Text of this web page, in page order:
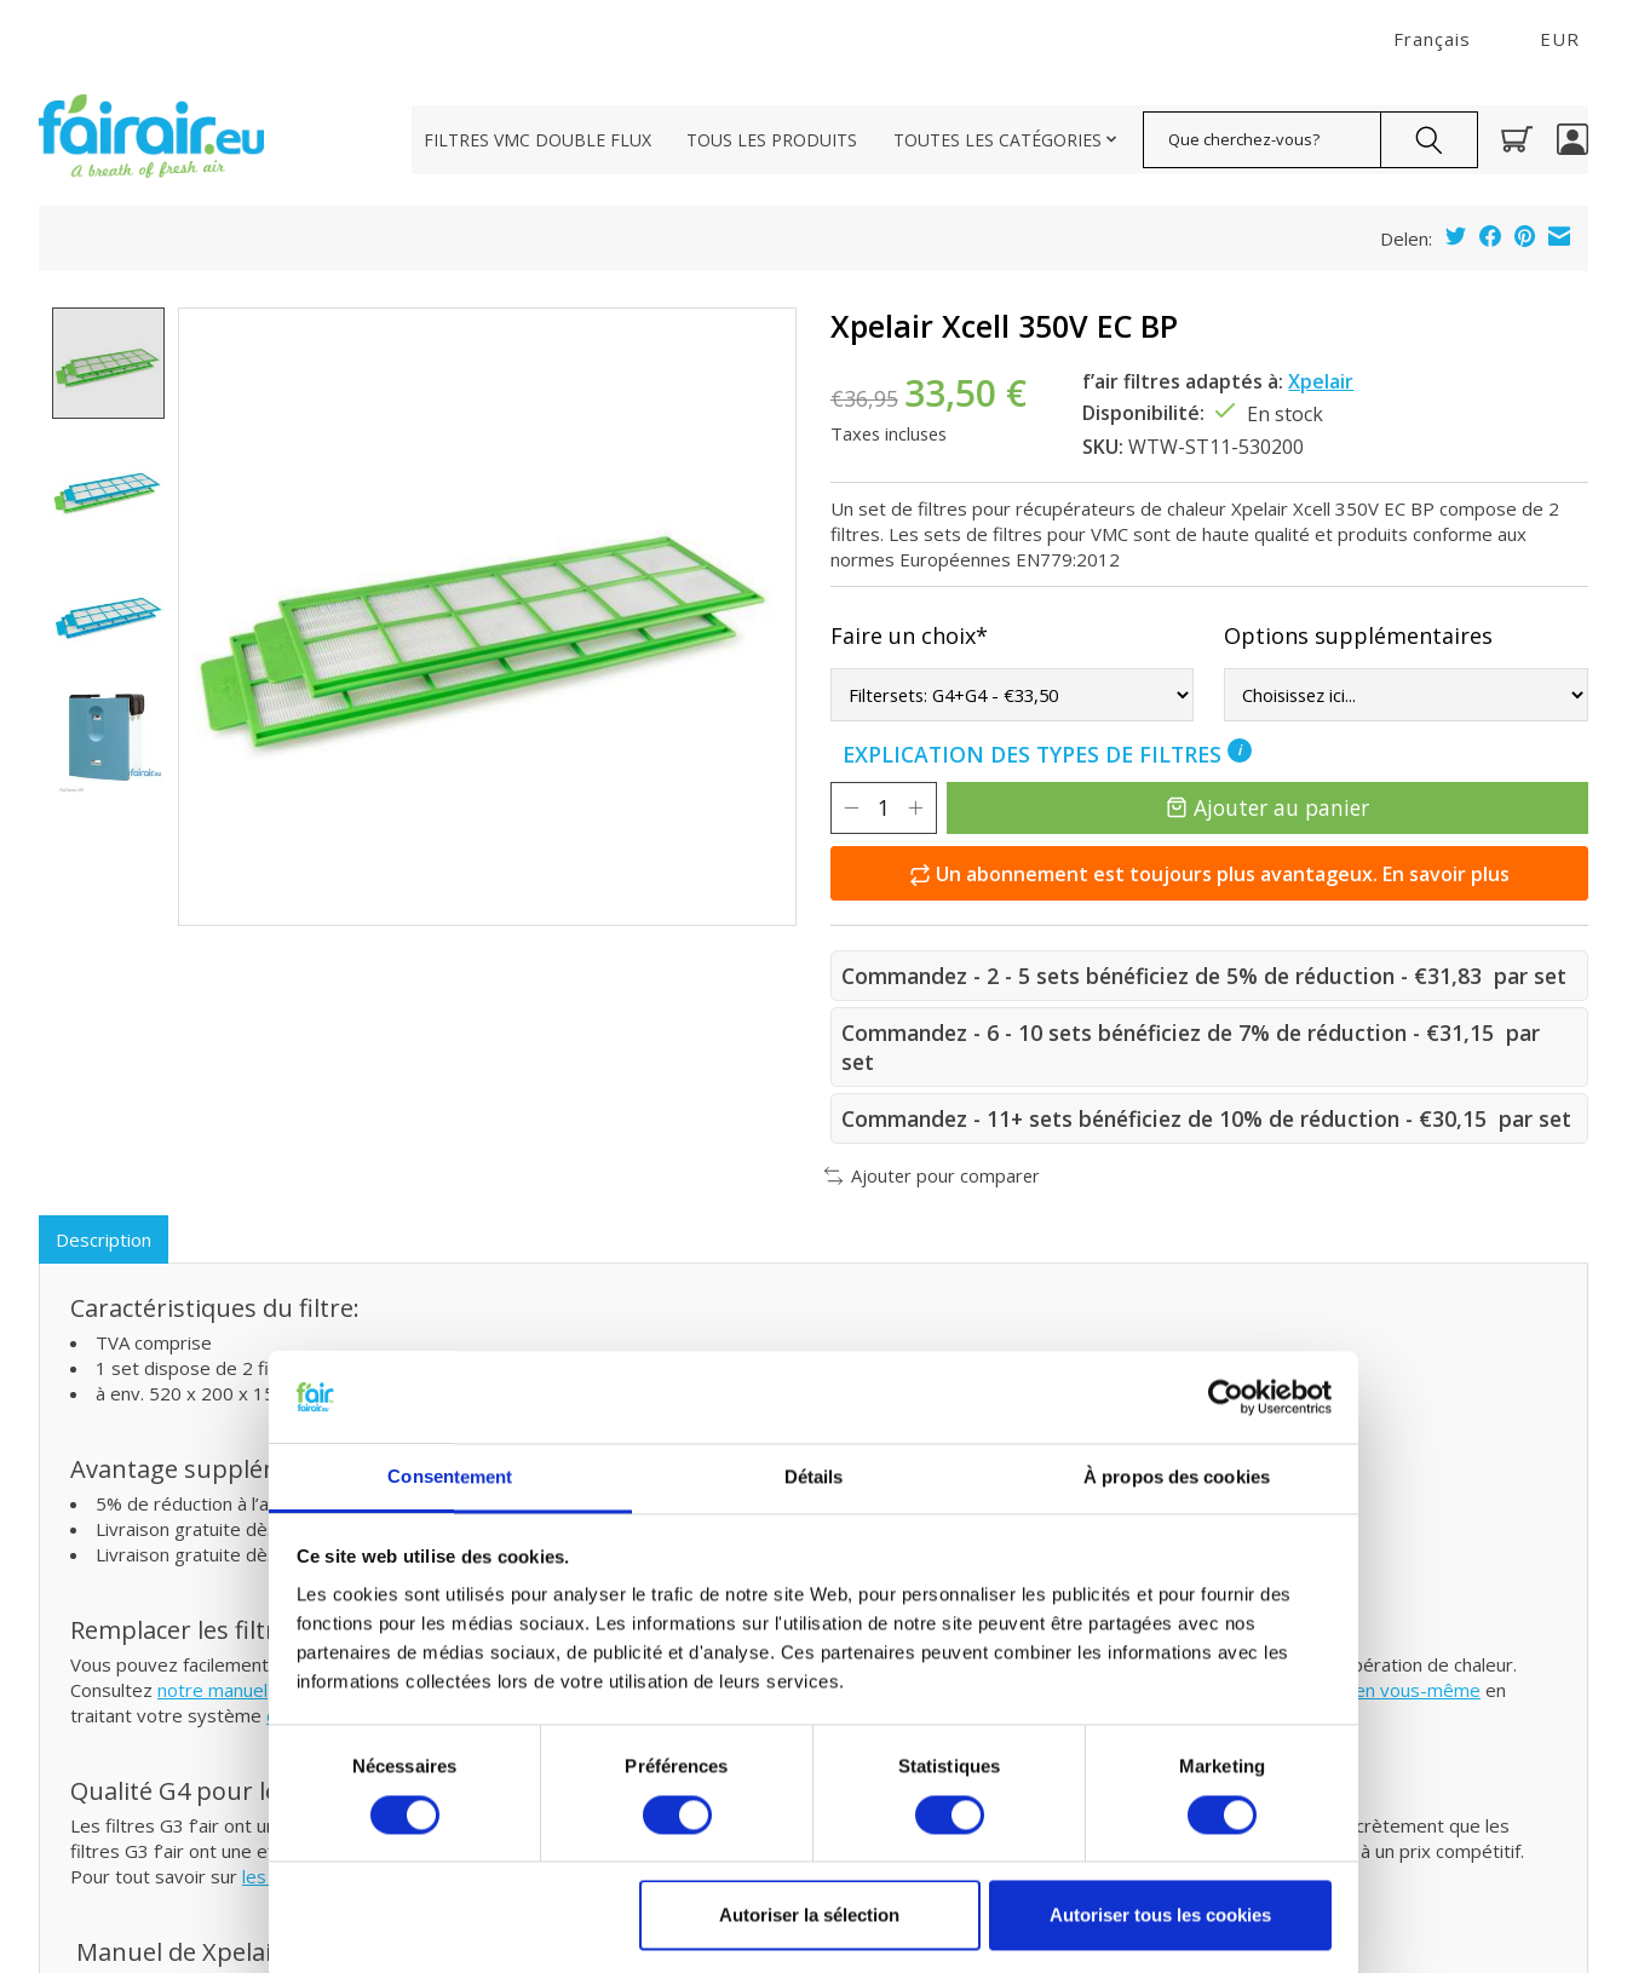
Consentement Détails À propos des cookies
Ce site web utilise des cookies.
Les cookies sont utilisés pour analyser le trafic de notre site Web, pour personnaliser les publicités et pour fournir des
fonctions pour les médias sociaux. Les informations sur l'utilisation de notre site peuvent être partagées avec nos
partenaires de médias sociaux, de publicité et d'analyse. Ces partenaires peuvent combiner les informations avec les
informations collectées lors de votre utilisation de leurs services.
consentement
Nécessaires Préférences Statistiques Marketing
Autoriser la sélection Autoriser tous les cookies
Français EUR
FILTRES VMC DOUBLE FLUX TOUS LES PRODUITS TOUTES LES CATÉGORIES
Delen:
Xpelair Xcell 350V EC BP
€36,95 33,50 €
Taxes incluses
f’air filtres adaptés à: Xpelair
Disponibilité:
En stock
SKU: WTW-ST11-530200
Un set de filtres pour récupérateurs de chaleur Xpelair Xcell 350V EC BP compose de 2
filtres. Les sets de filtres pour VMC sont de haute qualité et produits conforme aux
normes Européennes EN779:2012
Faire un choix* Options supplémentaires
EXPLICATION DES TYPES DE FILTRES i
Ajouter au panier
Un abonnement est toujours plus avantageux. En savoir plus
Commandez - 2 - 5 sets bénéficiez de 5% de réduction - €31,83 par set
Commandez - 6 - 10 sets bénéficiez de 7% de réduction - €31,15 par
set
Commandez - 11+ sets bénéficiez de 10% de réduction - €30,15 par set
Ajouter pour comparer
Description
Caractéristiques du filtre:
TVA comprise
1 set dispose de 2 filtres (EN779)
à env. 520 x 200 x 15 mm (L x L)
Avantage supplémentaire
5% de réduction à l’achat de deux ou plusieurs produits
Livraison gratuite dès € 75,- (Belgique)
Livraison gratuite dès € 125,- (France)
Remplacer les filtres pour ventilation mécanique avec récupération de chaleur et petit entretien
Vous pouvez facilement remplacer et remettre les filtres VMC de fairair Xpelair Xcell 350V EC BP vous-même dans votre ventilation mécanique avec récupération de chaleur.
Consultez notre manuel pour remplacer votre filtre pour ventilation mécanique avec récupération de chaleur. Vous pouvez également faire un petit entretien vous-même en
traitant votre système de probiotiques
Qualité G4 pour le prix G3
Les filtres G3 f’air ont une capture de 92%. La capture des filtres G3, selon les normes prescrites EN779 doivent être entre 80% et 90%. Cela signifie concrètement que les
filtres G3 f’air ont une efficacité plus élevée et capturent donc plus de saletés que prescrit par la norme. Vous êtes donc assuré de filtres de haute qualité à un prix compétitif.
Pour tout savoir sur les classes et les normes de filtrage
Manuel de Xpelair Xcell 350V EC BP